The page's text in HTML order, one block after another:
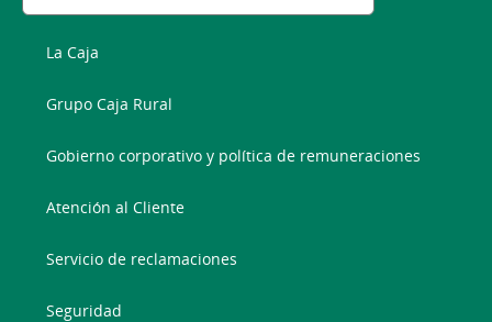
La Caja
Grupo Caja Rural
Gobierno corporativo y política de remuneraciones
Atención al Cliente
Servicio de reclamaciones
Seguridad